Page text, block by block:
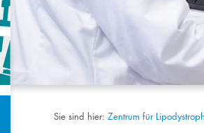
Sie sind hier:Zentrum für